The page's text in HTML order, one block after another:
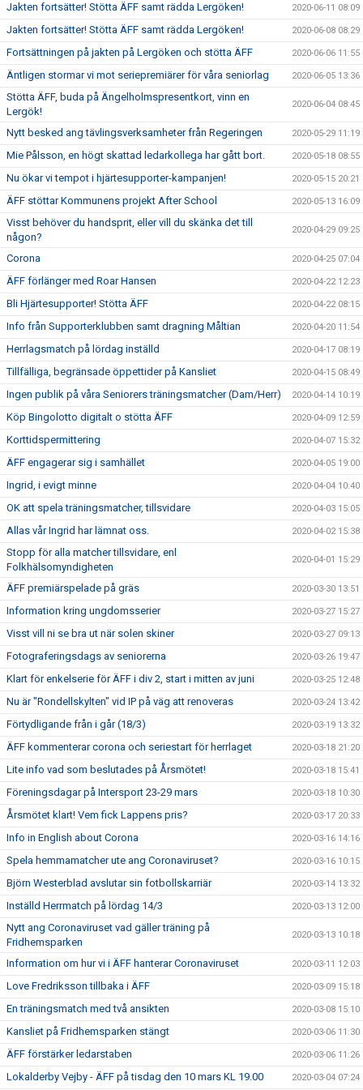
Jakten fortsätter! Stötta ÄFF samt rädda Lergöken! 2020-06-11 08:09
Jakten fortsätter! Stötta ÄFF samt rädda Lergöken! 2020-06-08 08:29
Fortsättningen på jakten på Lergöken och stötta ÄFF 2020-06-06 11:55
Äntligen stormar vi mot seriepremiärer för våra seniorlag 2020-06-05 13:36
Stötta ÄFF, buda på Ängelholmspresentkort, vinn en
Lergök!
2020-06-04 08:45
Nytt besked ang tävlingsverksamheter från Regeringen 2020-05-29 11:19
Mie Pålsson, en högt skattad ledarkollega har gått bort. 2020-05-18 08:55
Nu ökar vi tempot i hjärtesupporter-kampanjen! 2020-05-15 20:21
ÄFF stöttar Kommunens projekt After School 2020-05-13 16:09
Visst behöver du handsprit, eller vill du skänka det till
någon?
2020-04-29 09:25
Corona 2020-04-25 07:04
ÄFF förlänger med Roar Hansen 2020-04-22 12:23
Bli Hjärtesupporter! Stötta ÄFF 2020-04-22 08:15
Info från Supporterklubben samt dragning Måltian 2020-04-20 11:54
Herrlagsmatch på lördag inställd 2020-04-17 08:19
Tillfälliga, begränsade öppettider på Kansliet 2020-04-15 08:49
Ingen publik på våra Seniorers träningsmatcher (Dam/Herr) 2020-04-14 10:19
Köp Bingolotto digitalt o stötta ÄFF 2020-04-09 12:59
Korttidspermittering 2020-04-07 15:32
ÄFF engagerar sig i samhället 2020-04-05 19:00
Ingrid, i evigt minne 2020-04-04 10:40
OK att spela träningsmatcher, tillsvidare 2020-04-03 15:05
Allas vår Ingrid har lämnat oss. 2020-04-02 15:38
Stopp för alla matcher tillsvidare, enl
Folkhälsomyndigheten
2020-04-01 15:29
ÄFF premiärspelade på gräs 2020-03-30 13:51
Information kring ungdomsserier 2020-03-27 15:27
Visst vill ni se bra ut när solen skiner 2020-03-27 09:13
Fotograferingsdags av seniorerna 2020-03-26 19:47
Klart för enkelserie för ÄFF i div 2, start i mitten av juni 2020-03-25 12:48
Nu är "Rondellskylten" vid IP på väg att renoveras 2020-03-24 13:42
Förtydligande från i går (18/3) 2020-03-19 13:32
ÄFF kommenterar corona och seriestart för herrlaget 2020-03-18 21:20
Lite info vad som beslutades på Årsmötet! 2020-03-18 15:41
Föreningsdagar på Intersport 23-29 mars 2020-03-18 10:30
Årsmötet klart! Vem fick Lappens pris? 2020-03-17 20:33
Info in English about Corona 2020-03-16 14:16
Spela hemmamatcher ute ang Coronaviruset? 2020-03-16 10:15
Björn Westerblad avslutar sin fotbollskarriär 2020-03-14 13:32
Inställd Herrmatch på lördag 14/3 2020-03-13 12:00
Nytt ang Coronaviruset vad gäller träning på
Fridhemsparken
2020-03-13 10:18
Information om hur vi i ÄFF hanterar Coronaviruset 2020-03-11 12:03
Love Fredriksson tillbaka i ÄFF 2020-03-09 15:18
En träningsmatch med två ansikten 2020-03-08 15:10
Kansliet på Fridhemsparken stängt 2020-03-06 11:30
ÄFF förstärker ledarstaben 2020-03-06 11:26
Lokalderby Vejby - ÄFF på tisdag den 10 mars KL 19.00 2020-03-04 07:24